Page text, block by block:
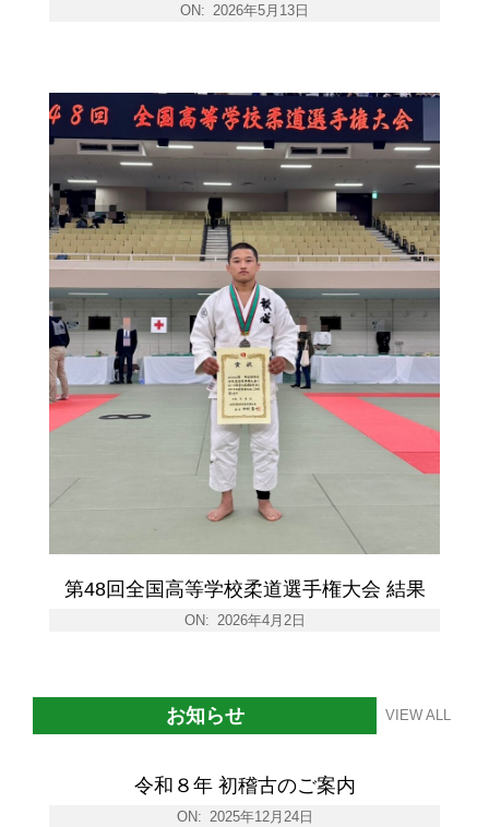
ON: 2026年5月13日
第48回全国高等学校柔道選手権大会 結果
ON: 2026年4月2日
お知らせ VIEW ALL
令和８年 初稽古のご案内
ON: 2025年12月24日